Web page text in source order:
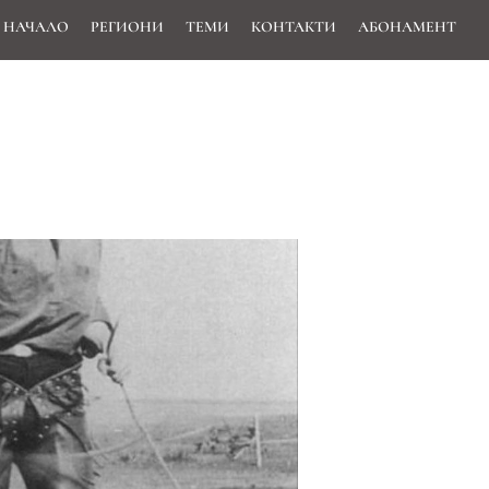
НАЧАЛО РЕГИОНИ ТЕМИ КОНТАКТИ АБОНАМЕНТ